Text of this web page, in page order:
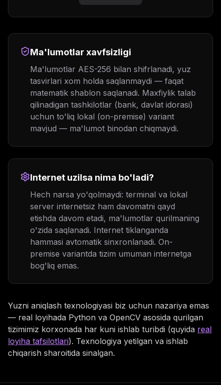
Ma'lumotlar xavfsizligi
Ma'lumotlar AES-256 bilan shifrlanadi, yuz
tasvirlari xom holda saqlanmaydi — faqat
matematik shablon saqlanadi. Maxfiylik talab
qilinadigan tashkilotlar (bank, davlat idorasi)
uchun to'liq lokal (on-premise) variant
mavjud — ma'lumot binodan chiqmaydi.
Internet uzilsa nima bo'ladi?
Hech narsa yo'qolmaydi: terminal va lokal
server internetsiz ham davomatni qayd
etishda davom etadi, ma'lumotlar qurilmaning
o'zida saqlanadi. Internet tiklanganda
hammasi avtomatik sinxronlanadi. On-
premise variantda tizim umuman internetga
bog'liq emas.
Yuzni aniqlash texnologiyasi biz uchun nazariya emas
— real loyihada Python va OpenCV asosida qurilgan
tizimimiz korxonada har kuni ishlab turibdi (quyida real
loyiha tafsilotlari). Texnologiya yetilgan va ishlab
chiqarish sharoitida sinalgan.